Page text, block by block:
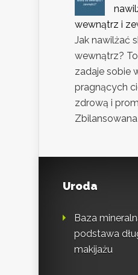
wewnątrz i
Jak nawilżać
wewnątrz?
zadaje sobie
pragnących
zdrową i
Zbilansowana
Uroda
Baza
podstawa
makijażu